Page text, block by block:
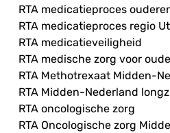
RTA medicatieproces
RTA medicatieproces regio
RTA medicatieveiligheid
RTA medische zorg voor
RTA Methotrexaat Midden-
RTA Midden-Nederland
RTA oncologische zorg
RTA Oncologische zorg